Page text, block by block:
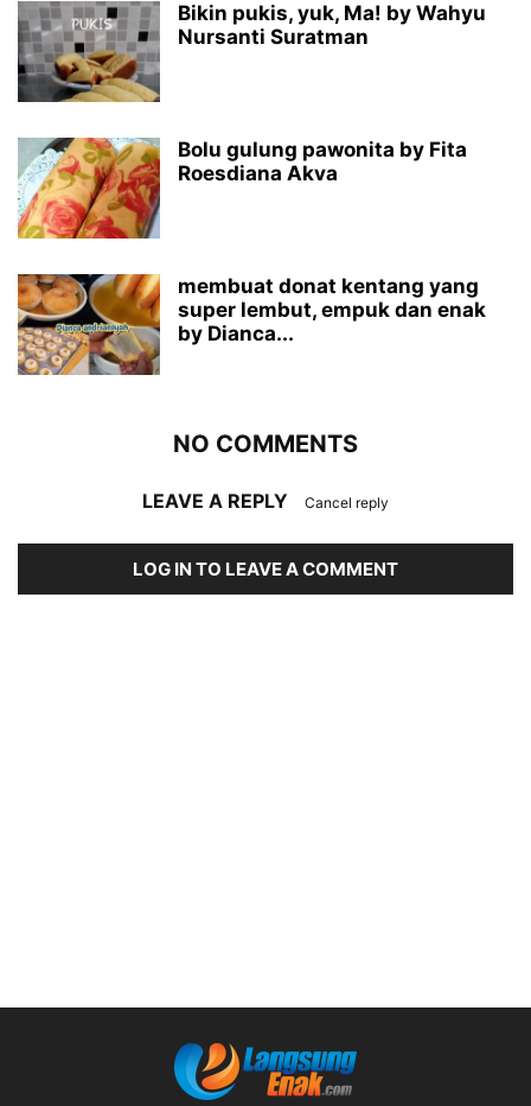
Bikin pukis, yuk, Ma! by Wahyu
Nursanti Suratman
Bolu gulung pawonita by Fita
Roesdiana Akva
membuat donat kentang yang
super lembut, empuk dan enak
by Dianca...
NO COMMENTS
LEAVE A REPLY Cancel reply
LOG IN TO LEAVE A COMMENT